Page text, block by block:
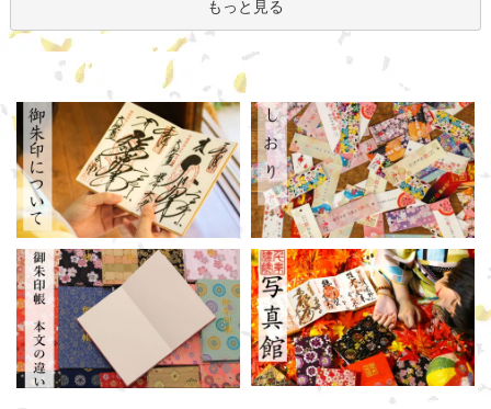
もっと見る